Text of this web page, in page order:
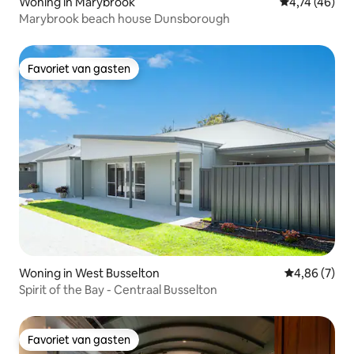
Marybrook beach house Dunsborough
Favoriet van gasten
Favoriet van gasten
Woning in West Busselton Gemiddelde
4,86 (7)
Spirit of the Bay - Centraal Busselton
Favoriet van gasten
Favoriet van gasten